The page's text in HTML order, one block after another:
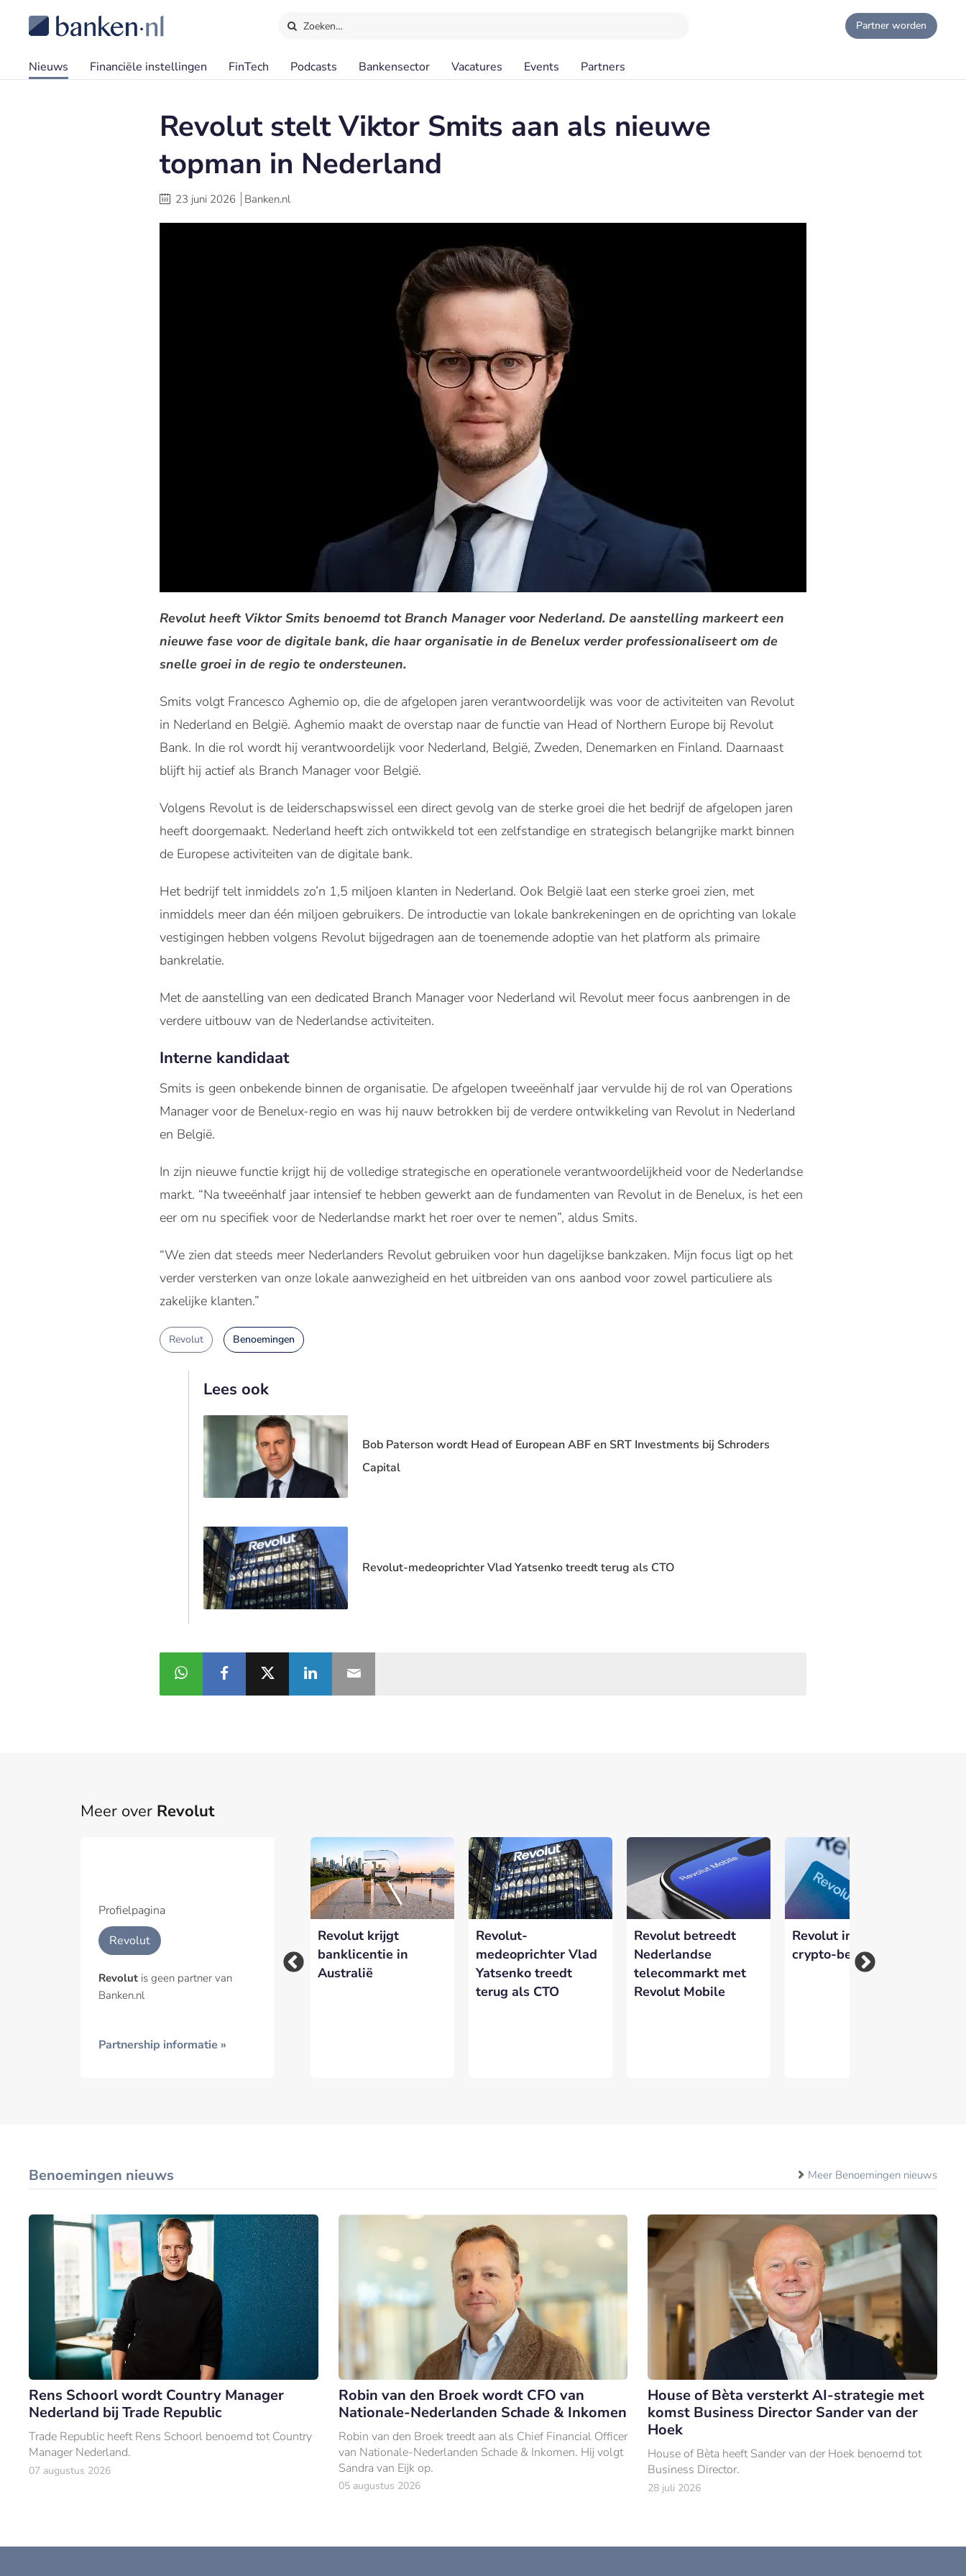
Zoeken… Partner worden
Nieuws Financiële instellingen FinTech Podcasts Bankensector Vacatures Events Partners
Revolut stelt Viktor Smits aan als nieuwe
topman in Nederland
23 juni 2026 Banken.nl
Revolut heeft Viktor Smits benoemd tot Branch Manager voor Nederland. De aanstelling markeert een
nieuwe fase voor de digitale bank, die haar organisatie in de Benelux verder professionaliseert om de
snelle groei in de regio te ondersteunen.
Smits volgt Francesco Aghemio op, die de afgelopen jaren verantwoordelijk was voor de activiteiten van Revolut
in Nederland en België. Aghemio maakt de overstap naar de functie van Head of Northern Europe bij Revolut
Bank. In die rol wordt hij verantwoordelijk voor Nederland, België, Zweden, Denemarken en Finland. Daarnaast
blijft hij actief als Branch Manager voor België.
Volgens Revolut is de leiderschapswissel een direct gevolg van de sterke groei die het bedrijf de afgelopen jaren
heeft doorgemaakt. Nederland heeft zich ontwikkeld tot een zelfstandige en strategisch belangrijke markt binnen
de Europese activiteiten van de digitale bank.
Het bedrijf telt inmiddels zo’n 1,5 miljoen klanten in Nederland. Ook België laat een sterke groei zien, met
inmiddels meer dan één miljoen gebruikers. De introductie van lokale bankrekeningen en de oprichting van lokale
vestigingen hebben volgens Revolut bijgedragen aan de toenemende adoptie van het platform als primaire
bankrelatie.
Met de aanstelling van een dedicated Branch Manager voor Nederland wil Revolut meer focus aanbrengen in de
verdere uitbouw van de Nederlandse activiteiten.
Interne kandidaat
Smits is geen onbekende binnen de organisatie. De afgelopen tweeënhalf jaar vervulde hij de rol van Operations
Manager voor de Benelux-regio en was hij nauw betrokken bij de verdere ontwikkeling van Revolut in Nederland
en België.
In zijn nieuwe functie krijgt hij de volledige strategische en operationele verantwoordelijkheid voor de Nederlandse
markt. “Na tweeënhalf jaar intensief te hebben gewerkt aan de fundamenten van Revolut in de Benelux, is het een
eer om nu specifiek voor de Nederlandse markt het roer over te nemen”, aldus Smits.
“We zien dat steeds meer Nederlanders Revolut gebruiken voor hun dagelijkse bankzaken. Mijn focus ligt op het
verder versterken van onze lokale aanwezigheid en het uitbreiden van ons aanbod voor zowel particuliere als
zakelijke klanten.”
Revolut Benoemingen
Lees ook
Bob Paterson wordt Head of European ABF en SRT Investments bij Schroders
Capital
Revolut-medeoprichter Vlad Yatsenko treedt terug als CTO
Meer over Revolut
Profielpagina
Revolut
Revolut is geen partner van
Banken.nl
Partnership informatie »
Partnerships bij Banken.nl
Een partnership met Banken.nl biedt diverse mogelijkheden om je merk te versterken en zichtbaar te maken op
het platform voor de Nederlandse bankensector.
Geïnteresseerd in meer informatie?
Laat hieronder je gegevens achter.
De kassa verhuist
naar de chat: Revolut
Pay opent de deur
gesprekscheck
Revolut krijgt
banklicentie in
Australië
Revolut-
medeoprichter Vlad
Yatsenko treedt
terug als CTO
Revolut betreedt
Nederlandse
telecommarkt met
Revolut Mobile
Revolut introduceert
crypto-betaalkaart
Benoemingen nieuws Meer Benoemingen nieuws
Rens Schoorl wordt Country Manager
Nederland bij Trade Republic
Trade Republic heeft Rens Schoorl benoemd tot Country
Manager Nederland.
07 augustus 2026
Robin van den Broek wordt CFO van
Nationale-Nederlanden Schade & Inkomen
Robin van den Broek treedt aan als Chief Financial Officer
van Nationale-Nederlanden Schade & Inkomen. Hij volgt
Sandra van Eijk op.
05 augustus 2026
House of Bèta versterkt AI-strategie met
komst Business Director Sander van der
Hoek
House of Bèta heeft Sander van der Hoek benoemd tot
Business Director.
28 juli 2026